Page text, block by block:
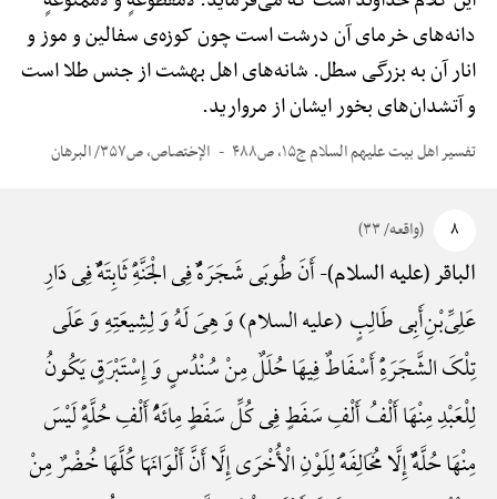
دانه‌های خرمای آن درشت است چون کوزه‌ی سفالین و موز و
انار آن به بزرگی سطل. شانه‌های اهل بهشت از جنس طلا است
و آتشدان‌های بخور ایشان از مروارید.
تفسیر اهل بیت علیهم السلام ج۱۵، ص۴۸۸ الإختصاص، ص۳۵۷/ البرهان
۸ (واقعه/ ۳۳)
الباقر (علیه السلام)-أَنَ طُوبَی شَجَرَهًٌْ فِی الْجَنَّهًِْ ثَابِتَهًٌْ فِی دَارِ
عَلِیِّ‌بْنِ‌أَبِی طَالِبٍ (علیه السلام) وَ هِیَ لَهُ وَ لِشِیعَتِهِ وَ عَلَی
تِلْکَ الشَّجَرَهًِْ أَسْفَاطٌ فِیهَا حُلَلٌ مِنْ سُنْدُسٍ وَ إِسْتَبْرَقٍ یَکُونُ
لِلْعَبْدِ مِنْهَا أَلْفُ أَلْفِ سَفَطٍ فِی کُلِّ سَفَطٍ مِائَهًُْ أَلْفِ حُلَّهًٍْ لَیْسَ
مِنْهَا حُلَّهًٌْ إِلَّا مُخَالِفَهًًْ لِلَوْنِ الْأُخْرَی إِلَّا أَنَّ أَلْوَانَهَا کُلَّهَا خُضْرٌ مِنْ